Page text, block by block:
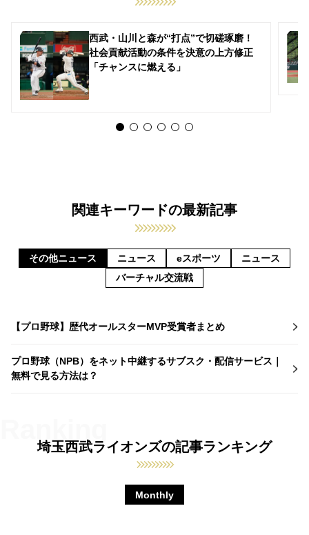
西武・山川と森が“打点”で切磋琢磨！
社会貢献活動の条件を決意の上方修正
「チャンスに燃える」
関連キーワードの最新記事
その他ニュース ニュース eスポーツ
ニュース
バーチャル交流戦
【プロ野球】歴代オールスターMVP受賞者まとめ
プロ野球（NPB）をネット中継するサブスク・配信サービス｜
無料で見る方法は？
埼玉西武ライオンズの記事ランキング
Monthly